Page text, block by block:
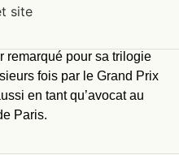
remarqué pour sa trilogie
fois par le Grand Prix
en tant qu’avocat au
Paris.